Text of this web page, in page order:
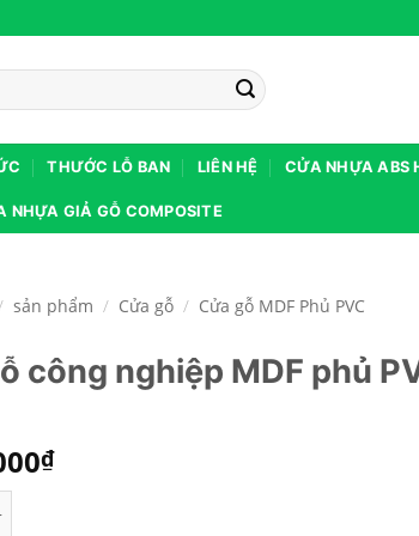
THƯỚC LỖ BAN LIÊN HỆ CỬA NHỰA ABS
NHỰA GIẢ GỖ COMPOSITE
sản phẩm / Cửa gỗ / Cửa gỗ MDF Phủ PVC
công nghiệp MDF phủ
₫
nghiệp MDF phủ PVC KD.1030 số lượng